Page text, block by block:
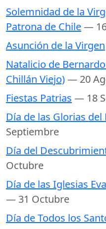
Solemnidad de la
Patrona de Chile—
Asunción de la Virgen
Natalicio de
Chillán Viejo)— 20
Fiestas Patrias — 18
Día de las Glorias del
Septiembre
Día del
Octubre
Día de las Iglesias
— 31 Octubre
Día de Todos los